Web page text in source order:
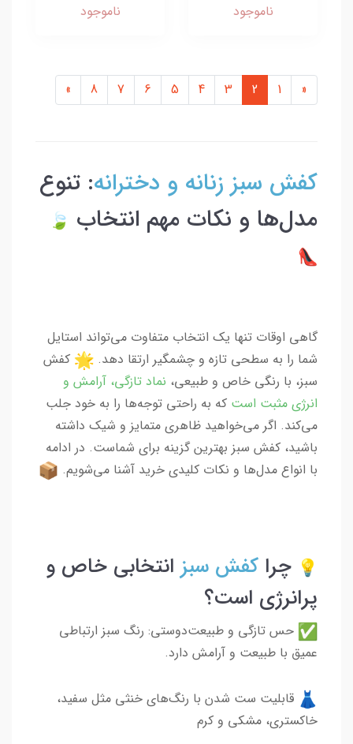
ناموجود ناموجود
«
1
2
3
4
5
6
7
8
»
کفش سبز زنانه و دخترانه: تنوع
مدل‌ها و نکات مهم انتخاب
گاهی اوقات تنها یک انتخاب متفاوت می‌تواند استایل
شما را به سطحی تازه و چشمگیر ارتقا دهد.
کفش
سبز، با رنگی خاص و طبیعی، نماد تازگی، آرامش و
انرژی مثبت است که به راحتی توجه‌ها را به خود جلب
می‌کند. اگر می‌خواهید ظاهری متمایز و شیک داشته
باشید، کفش سبز بهترین گزینه برای شماست. در ادامه
با انواع مدل‌ها و نکات کلیدی خرید آشنا می‌شویم.
چرا کفش سبز انتخابی خاص و
پرانرژی است؟
حس تازگی و طبیعت‌دوستی: رنگ سبز ارتباطی
عمیق با طبیعت و آرامش دارد.
قابلیت ست شدن با رنگ‌های خنثی مثل سفید،
خاکستری، مشکی و کرم